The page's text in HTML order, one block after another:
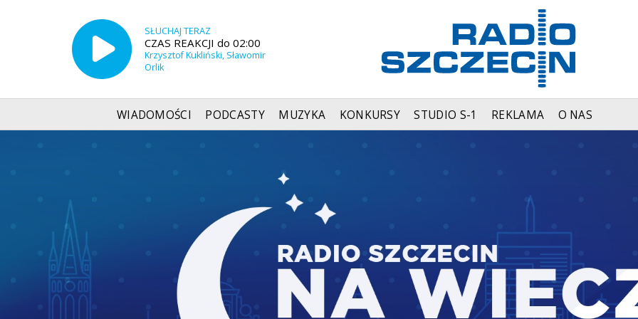
SŁUCHAJ TERAZ
CZAS REAKCJI do 02:00
Krzysztof Kukliński, Sławomir
Orlik
WIADOMOŚCI PODCASTY MUZYKA KONKURSY STUDIO S-1 REKLAMA O NAS